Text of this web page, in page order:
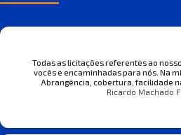
Todas as licitações referentes ao
vocês e encaminhadas para nós. Na
Abrangência, cobertura, facilidade
Ricardo Machado